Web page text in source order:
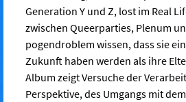
Generation Y und Z, lost im Real
zwischen Queerparties, Plenum
pogendroblem wissen, dass sie
Zukunft haben werden als ihre
Album zeigt Versuche der
Perspektive, des Umgangs mit